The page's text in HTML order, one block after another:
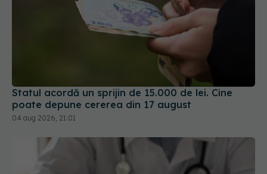
Statul acordă un sprijin de 15.000 de lei. Cine
poate depune cererea din 17 august
04 aug 2026, 21:01